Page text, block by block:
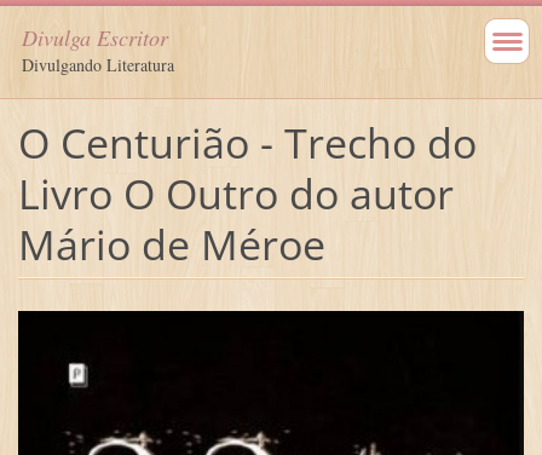
Divulga Escritor
Divulgando Literatura
O Centurião - Trecho do
Livro O Outro do autor
Mário de Méroe